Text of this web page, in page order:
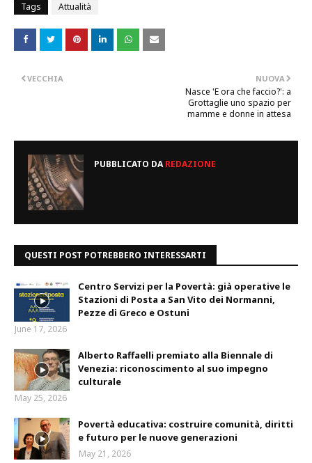
Tags Attualità
NUOVA
Nasce 'E ora che faccio?': a
Grottaglie uno spazio per
mamme e donne in attesa
VECCHIA
PUBBLICATO DAREDAZIONE
QUESTI POST POTREBBERO INTERESSARTI
Centro Servizi per la Povertà: già operative le
Stazioni di Posta a San Vito dei Normanni,
Pezze di Greco e Ostuni
June 17, 2026
Alberto Raffaelli premiato alla Biennale di
Venezia: riconoscimento al suo impegno
culturale
May 25, 2026
Povertà educativa: costruire comunità, diritti
e futuro per le nuove generazioni
May 21, 2026